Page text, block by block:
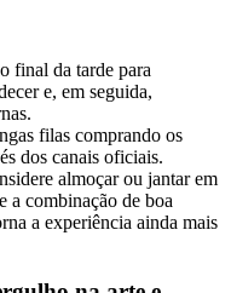
final da tarde para
e, em seguida,
filas comprando os
dos canais oficiais.
almoçar ou jantar em
a combinação de boa
a experiência ainda mais